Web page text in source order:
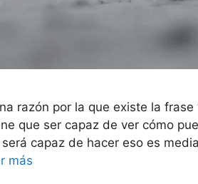
razón por la que existe la
que ser capaz de ver cómo
capaz de hacer eso es
más